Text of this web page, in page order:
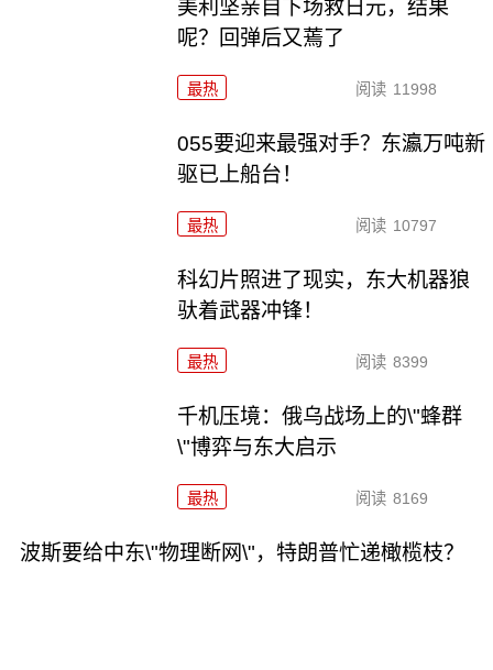
美利坚亲自下场救日元，结果
呢？回弹后又蔫了
最热 阅读 11998
055要迎来最强对手？东瀛万吨新
驱已上船台！
最热 阅读 10797
科幻片照进了现实，东大机器狼
驮着武器冲锋！
最热 阅读 8399
千机压境：俄乌战场上的\"蜂群
\"博弈与东大启示
最热 阅读 8169
波斯要给中东\"物理断网\"，特朗普忙递橄榄枝？